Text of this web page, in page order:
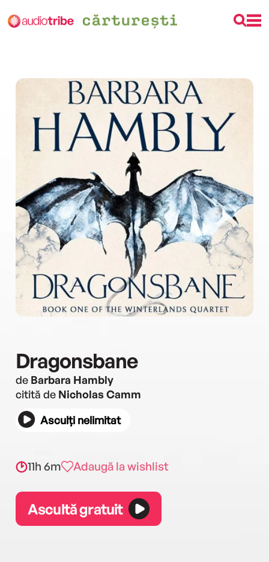
Dragonsbane
de Barbara Hambly
citită de Nicholas Camm
Asculți nelimitat
11h 6m Adaugă la wishlist
Ascultă gratuit